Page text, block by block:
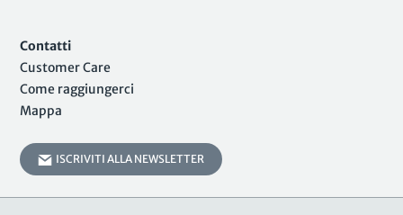
Contatti
Customer Care
Come raggiungerci
Mappa
ISCRIVITI ALLA NEWSLETTER